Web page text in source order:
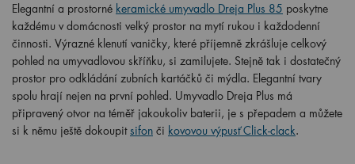
Elegantní a prostorné keramické umyvadlo Dreja Plus 85 poskytne
každému v domácnosti velký prostor na mytí rukou i každodenní
činnosti. Výrazné klenutí vaničky, které příjemně zkrášluje celkový
pohled na umyvadlovou skříňku, si zamilujete. Stejně tak i dostatečný
prostor pro odkládání zubních kartáčků či mýdla. Elegantní tvary
spolu hrají nejen na první pohled. Umyvadlo Dreja Plus má
připravený otvor na téměř jakoukoliv baterii, je s přepadem a můžete
si k němu ještě dokoupit sifon či kovovou výpusť Click-clack.